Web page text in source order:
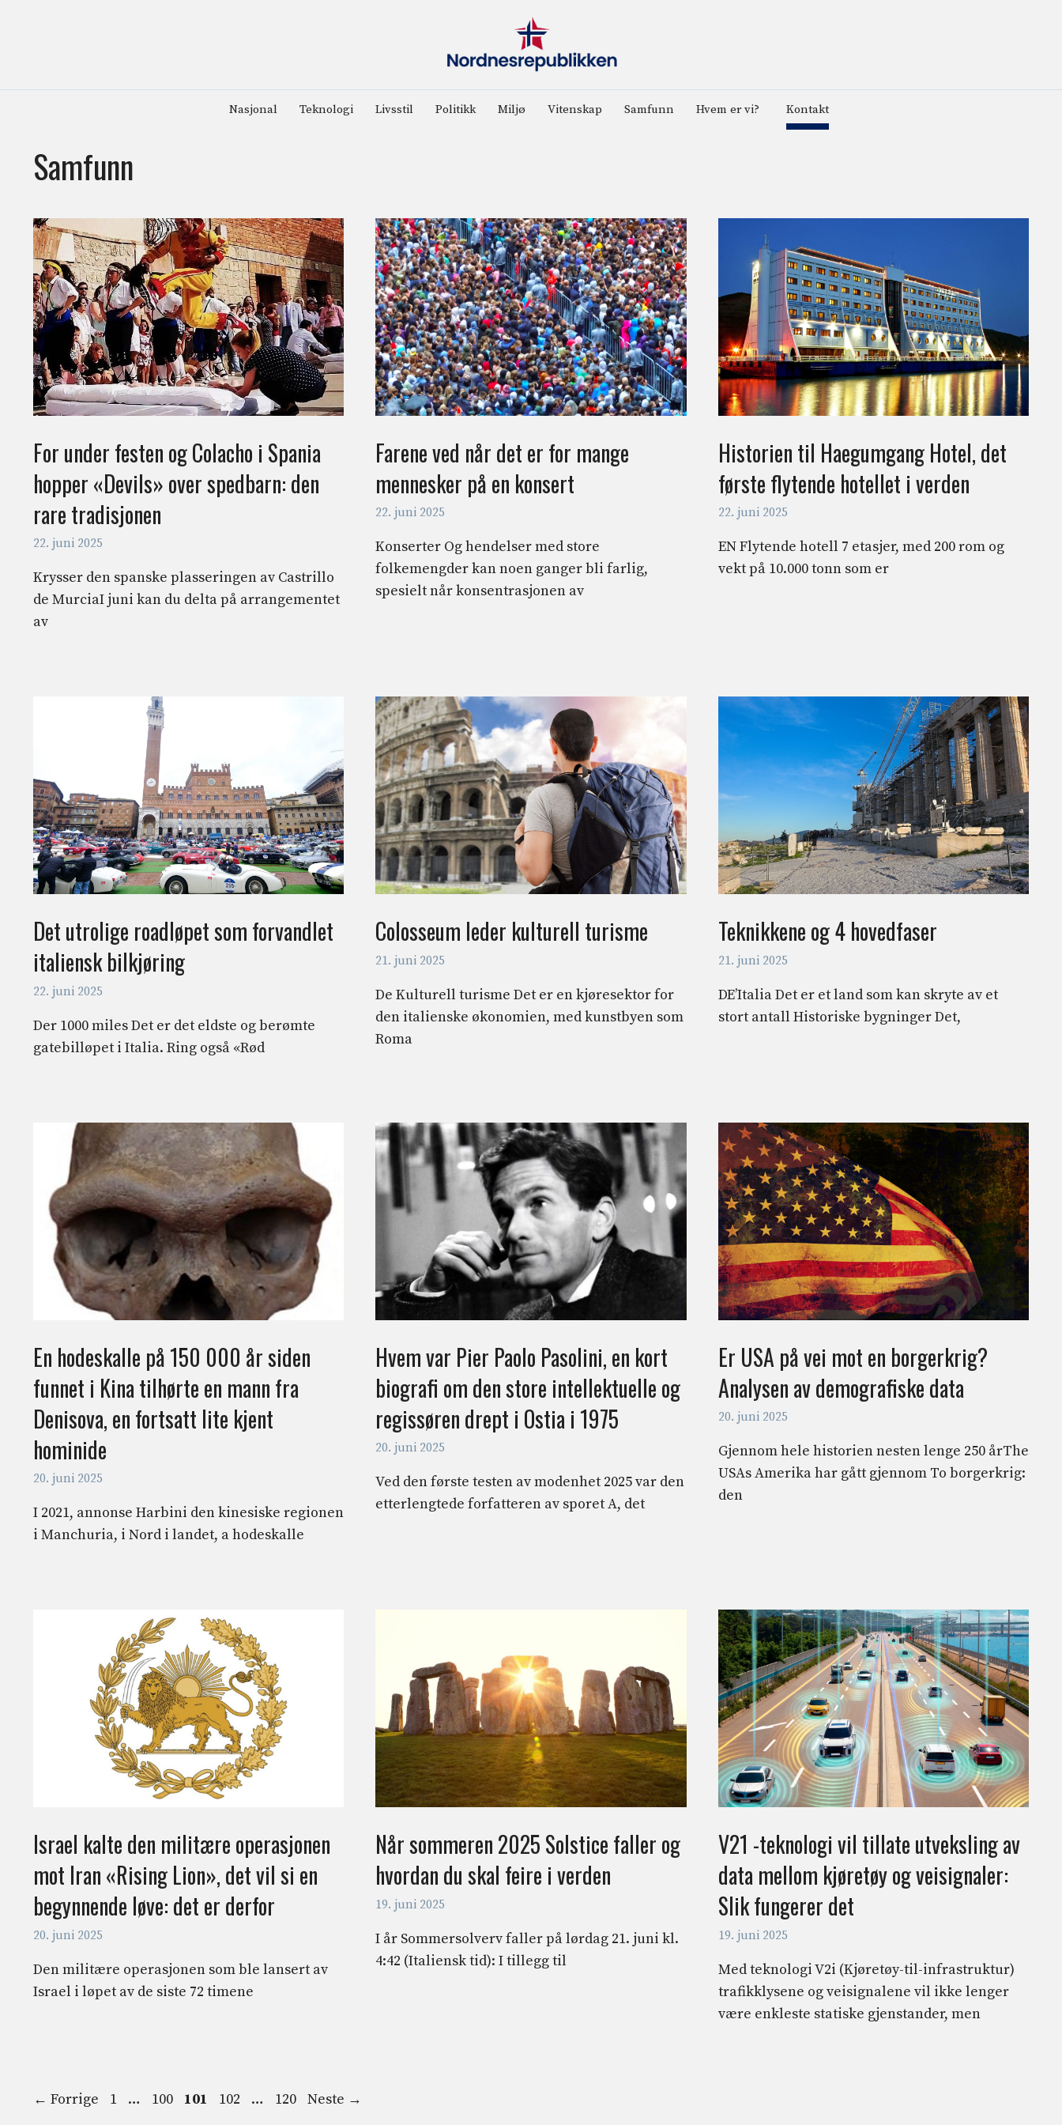
Nasjonal Teknologi Livsstil Politikk Miljø Vitenskap Samfunn Hvem er vi? Kontakt
Samfunn
For under festen og Colacho i Spania
hopper «Devils» over spedbarn: den
rare tradisjonen
22. juni 2025
Krysser den spanske plasseringen av Castrillo
de MurciaI juni kan du delta på arrangementet
av
Farene ved når det er for mange
mennesker på en konsert
22. juni 2025
Konserter Og hendelser med store
folkemengder kan noen ganger bli farlig,
spesielt når konsentrasjonen av
Historien til Haegumgang Hotel, det
første flytende hotellet i verden
22. juni 2025
EN Flytende hotell 7 etasjer, med 200 rom og
vekt på 10.000 tonn som er
Det utrolige roadløpet som forvandlet
italiensk bilkjøring
22. juni 2025
Der 1000 miles Det er det eldste og berømte
gatebilløpet i Italia. Ring også «Rød
Colosseum leder kulturell turisme
21. juni 2025
De Kulturell turisme Det er en kjøresektor for
den italienske økonomien, med kunstbyen som
Roma
Teknikkene og 4 hovedfaser
21. juni 2025
DE’Italia Det er et land som kan skryte av et
stort antall Historiske bygninger Det,
En hodeskalle på 150 000 år siden
funnet i Kina tilhørte en mann fra
Denisova, en fortsatt lite kjent
hominide
20. juni 2025
I 2021, annonse Harbini den kinesiske regionen
i Manchuria, i Nord i landet, a hodeskalle
Hvem var Pier Paolo Pasolini, en kort
biografi om den store intellektuelle og
regissøren drept i Ostia i 1975
20. juni 2025
Ved den første testen av modenhet 2025 var den
etterlengtede forfatteren av sporet A, det
Er USA på vei mot en borgerkrig?
Analysen av demografiske data
20. juni 2025
Gjennom hele historien nesten lenge 250 årThe
USAs Amerika har gått gjennom To borgerkrig:
den
Israel kalte den militære operasjonen
mot Iran «Rising Lion», det vil si en
begynnende løve: det er derfor
20. juni 2025
Den militære operasjonen som ble lansert av
Israel i løpet av de siste 72 timene
Når sommeren 2025 Solstice faller og
hvordan du skal feire i verden
19. juni 2025
I år Sommersolverv faller på lørdag 21. juni kl.
4:42 (Italiensk tid): I tillegg til
V21 -teknologi vil tillate utveksling av
data mellom kjøretøy og veisignaler:
Slik fungerer det
19. juni 2025
Med teknologi V2i (Kjøretøy-til-infrastruktur)
trafikklysene og veisignalene vil ikke lenger
være enkleste statiske gjenstander, men
← Forrige Side
1 … Side
100 Side
101 Side
102 … Side
120 Neste →